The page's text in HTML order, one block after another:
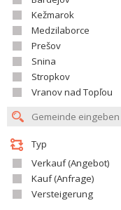
Kežmarok
Medzilaborce
Prešov
Snina
Stropkov
Vranov nad Topľou
Typ
Verkauf (Angebot)
Kauf (Anfrage)
Versteigerung